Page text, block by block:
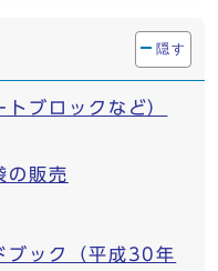
隠す
ブロックなど）
の販売
ブック（平成30年